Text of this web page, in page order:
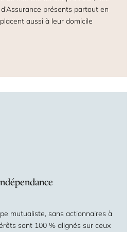
présents partout en
aussi à leur domicile
mutualiste, sans actionnaires à
sont 100 % alignés sur ceux